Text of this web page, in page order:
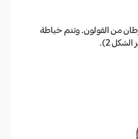
من القولون. وتتم خياطة
2).